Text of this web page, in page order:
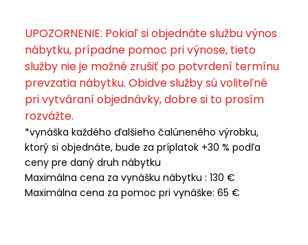
UPOZORNENIE: Pokiaľ si objednáte službu výnos
nábytku, prípadne pomoc pri výnose, tieto
služby nie je možné zrušiť po potvrdení termínu
prevzatia nábytku. Obidve služby sú voliteľné
pri vytváraní objednávky, dobre si to prosím
rozvážte.
*vynáška každého ďalšieho čalúneného výrobku,
ktorý si objednáte, bude za príplatok +30 % podľa
ceny pre daný druh nábytku
Maximálna cena za vynášku nábytku : 130 €
Maximálna cena za pomoc pri vynáške: 65 €